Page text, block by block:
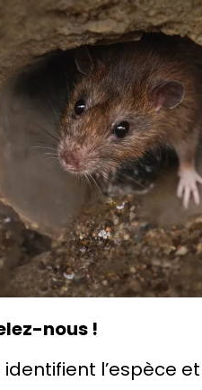
nous !
l’espèce